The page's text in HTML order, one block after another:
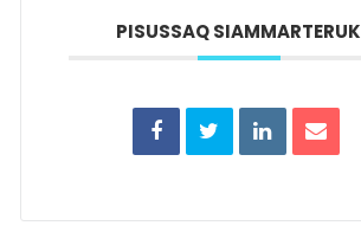
PISUSSAQ SIAMMARTERUK